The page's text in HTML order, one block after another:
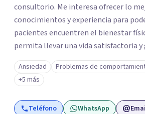
consultorio. Me interesa ofrecer lo
conocimientos y experiencia para
pacientes encuentren el bienestar
permita llevar una vida satisfactoria
Ansiedad Problemas de
+5 más
Teléfono WhatsApp